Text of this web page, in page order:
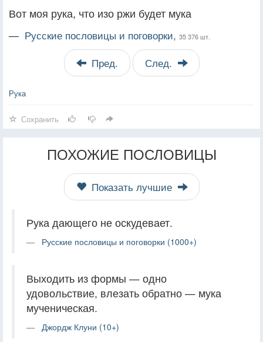
Вот моя рука, что изо ржи будет мука
— Русские пословицы и поговорки, 35 376 шт.
Пред. След.
Рука
Сохранить
ПОХОЖИЕ ПОСЛОВИЦЫ
Показать лучшие
Рука дающего не оскудевает.
Русские пословицы и поговорки (1000+)
Выходить из формы — одно
удовольствие, влезать обратно — мука
мученическая.
Джордж Клуни (10+)